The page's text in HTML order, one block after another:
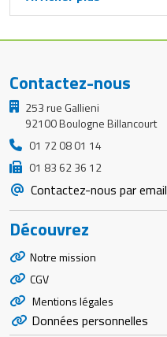
Contactez-nous
253 rue Gallieni
92100 Boulogne Billancourt
01 72 08 01 14
01 83 62 36 12
Contactez-nous par email
Découvrez
Notre mission
CGV
Mentions légales
Données personnelles